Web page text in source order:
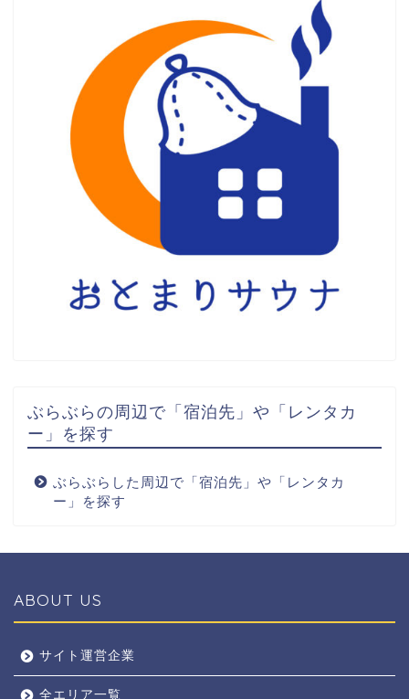
ぶらぶらの周辺で「宿泊先」や「レンタカ
ー」を探す
ぶらぶらした周辺で「宿泊先」や「レンタカ
ー」を探す
ABOUT US
サイト運営企業
全エリア一覧